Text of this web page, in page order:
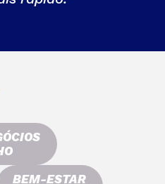
BEM-ESTAR